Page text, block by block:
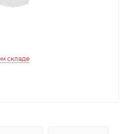
складе